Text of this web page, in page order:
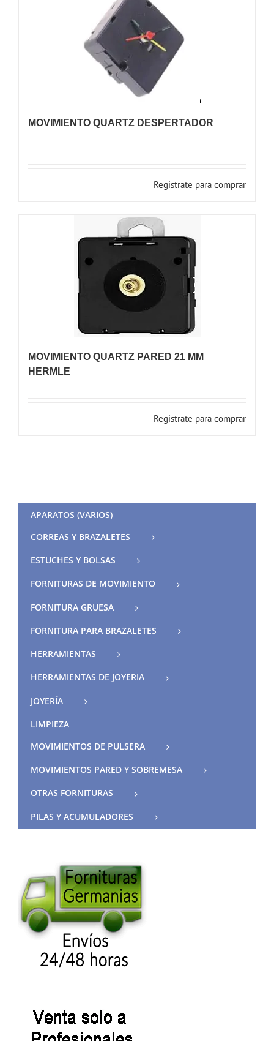
MOVIMIENTO QUARTZ DESPERTADOR
Registrate para comprar
MOVIMIENTO QUARTZ PARED 21 MM
HERMLE
Registrate para comprar
APARATOS (VARIOS)
CORREAS Y BRAZALETES
ESTUCHES Y BOLSAS
FORNITURAS DE MOVIMIENTO
FORNITURA GRUESA
FORNITURA PARA BRAZALETES
HERRAMIENTAS
HERRAMIENTAS DE JOYERIA
JOYERÍA
LIMPIEZA
MOVIMIENTOS DE PULSERA
MOVIMIENTOS PARED Y SOBREMESA
OTRAS FORNITURAS
PILAS Y ACUMULADORES